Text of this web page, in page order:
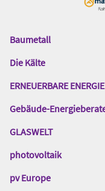
Das
Gentner
Baumetall
Die Kälte
ERNEUERBARE
Gebäude-
GLASWELT
photovoltaik
pv Europe